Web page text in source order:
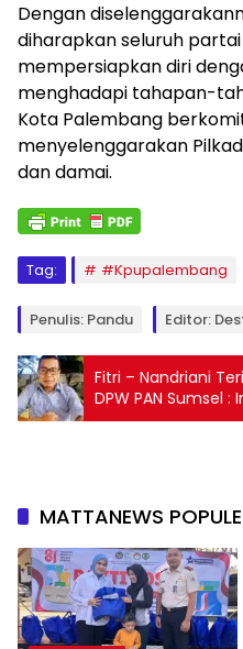
Dengan
diharapkan seluruh
mempersiapkan diri
menghadapi tahapan-
Kota Palembang
menyelenggarakan
dan damai.
Tag: #Kpupalembang
Penulis: Pandu Editor:
Fitri – Nandriani
DPW PAN Sumsel
untuk Kota
MATTANEWS